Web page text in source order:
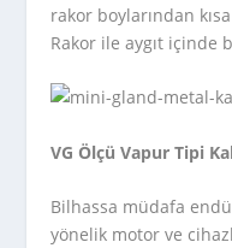
rakor boylarından
Rakor ile aygıt
VG Ölçü Vapur Tipi
Bilhassa müdafa
yönelik motor ve